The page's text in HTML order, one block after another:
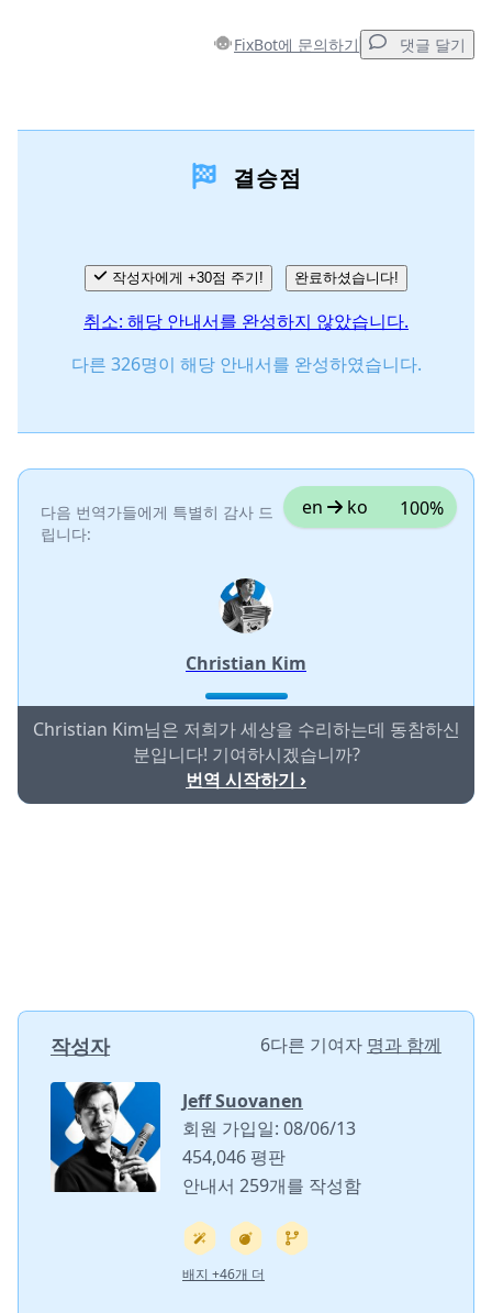
FixBot에 문의하기 댓글 달기
취소 댓글 달기
결승점
작성자에게 +30점 주기! 완료하셨습니다!
취소: 해당 안내서를 완성하지 않았습니다.
다른 326명이 해당 안내서를 완성하였습니다.
다음 번역가들에게 특별히 감사 드
립니다:
en ko 100%
Christian Kim
Christian Kim님은 저희가 세상을 수리하는데 동참하신
분입니다! 기여하시겠습니까?
번역 시작하기 ›
작성자 6다른 기여자 명과 함께
Jeff Suovanen
회원 가입일: 08/06/13
454,046 평판
안내서 259개를 작성함
배지 +46개 더